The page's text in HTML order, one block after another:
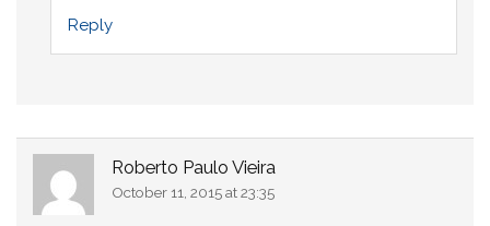
Reply
Roberto Paulo Vieira
October 11, 2015 at 23:35